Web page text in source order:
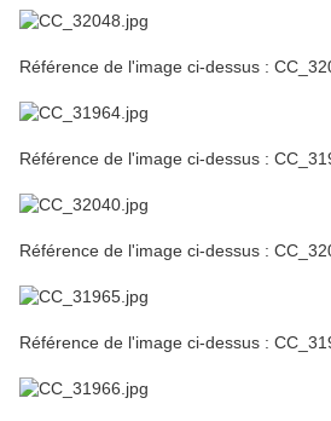
Référence de l'image ci-dessus :
Référence de l'image ci-dessus :
Référence de l'image ci-dessus :
Référence de l'image ci-dessus :